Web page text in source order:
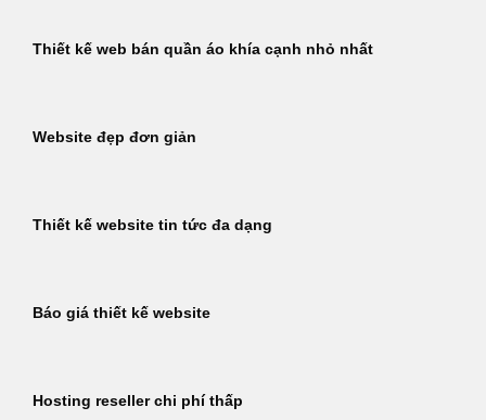
Thiết kế web bán quần áo khía cạnh nhỏ nhất
Website đẹp đơn giản
Thiết kế website tin tức đa dạng
Báo giá thiết kế website
Hosting reseller chi phí thấp